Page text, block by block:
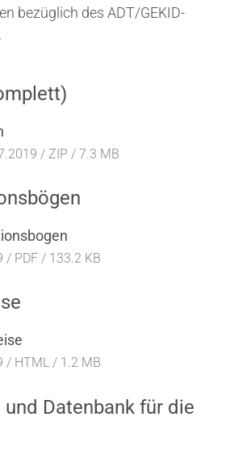
bezüglich des ADT/GEKID-
/ ZIP / 7.3 MB
/ PDF / 133.2 KB
/ HTML / 1.2 MB
Datenbank für die